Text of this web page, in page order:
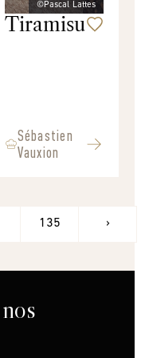
©Pascal Lattes
Tiramisu
Sébastien
Vauxion
135 ›